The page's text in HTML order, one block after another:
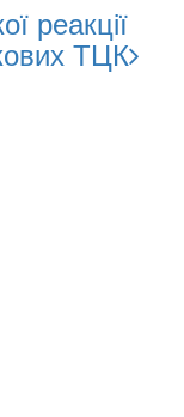
реакції
ТЦК